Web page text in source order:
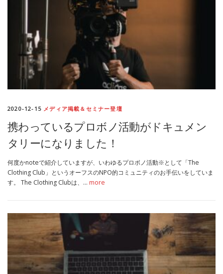
– デンマークの働き方
OUR INSIGHT – 日本人の考察
MEDIA– メディア掲載 TRAVEL– 旅行
EVERYDAY– 日常ブログ
ABOUT US- サイトについて
2020-12-15 メディア掲載＆セミナー登壇
携わっているプロボノ活動がドキュメン
タリーになりました！
何度かnoteで紹介していますが、いわゆるプロボノ活動※として「The
Clothing Club」というオーフスのNPO的コミュニティのお手伝いをしていま
す。 The Clothing Clubは、… more